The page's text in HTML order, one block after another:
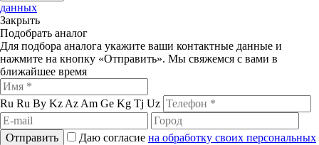
данных
Закрыть
Подобрать аналог
Для подбора аналога укажите ваши контактные данные и
нажмите на кнопку «Отправить». Мы свяжемся с вами в
ближайшее время
Ru Ru By KzAzAm Ge Kg Tj Uz
Отправить Даю согласие на обработку своих персональных